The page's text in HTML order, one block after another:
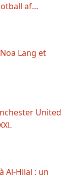
af…
Lang et
United
Al-Hilal : un